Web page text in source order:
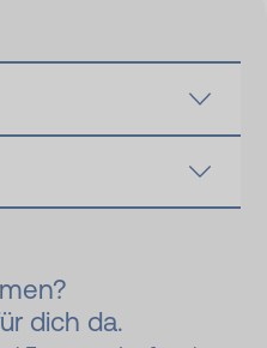
dich da.